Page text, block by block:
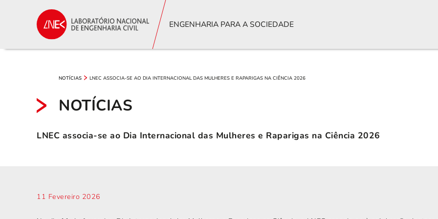
ENGENHARIA PARA A SOCIEDADE
NOTÍCIAS LNEC ASSOCIA-SE AO DIA INTERNACIONAL DAS MULHERES E RAPARIGAS NA CIÊNCIA 2026
NOTÍCIAS
LNEC associa-se ao Dia Internacional das Mulheres e Raparigas na Ciência 2026
11 Fevereiro 2026